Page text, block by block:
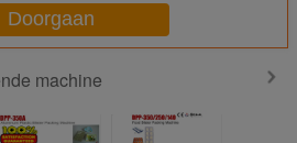
Doorgaan
machine